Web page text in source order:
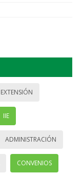
EXTENSIÓN
IIE
ADMINISTRACIÓN
CONVENIOS